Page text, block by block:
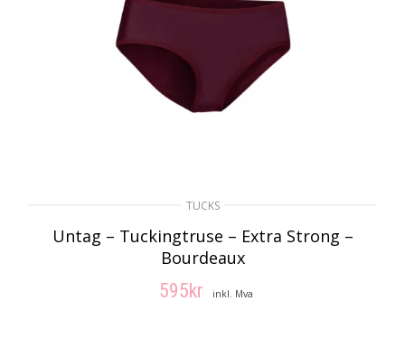
TUCKS
Untag – Tuckingtruse – Extra Strong –
Bourdeaux
595kr inkl. Mva